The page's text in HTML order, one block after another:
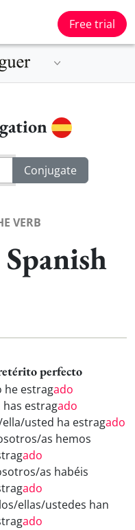
Free trial
VERB
perfecto
he estragado
has estragado
ella/usted ha estragado
as hemos
ado
as habéis
ado
ellas/ustedes han
ado